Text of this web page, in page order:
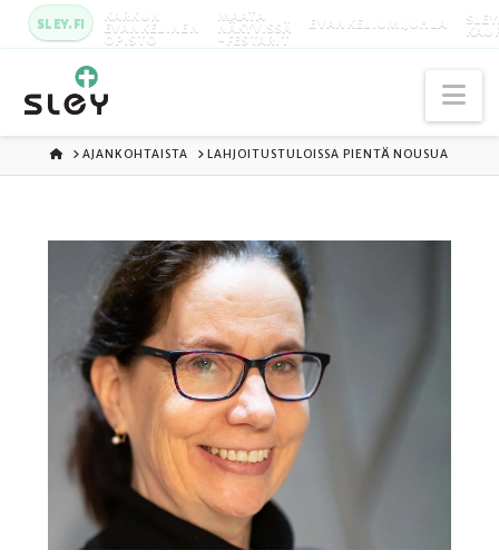
SLEY.FI KARKUN
EVANKELINEN
OPISTO
MAATA
NÄKYVISSÄ
-FESTARIT
EVANKELIUMIJUHLA
ETUSIVU
AJANKOHTAISTA LAHJOITUSTULOISSA PIENTÄ NOUSUA